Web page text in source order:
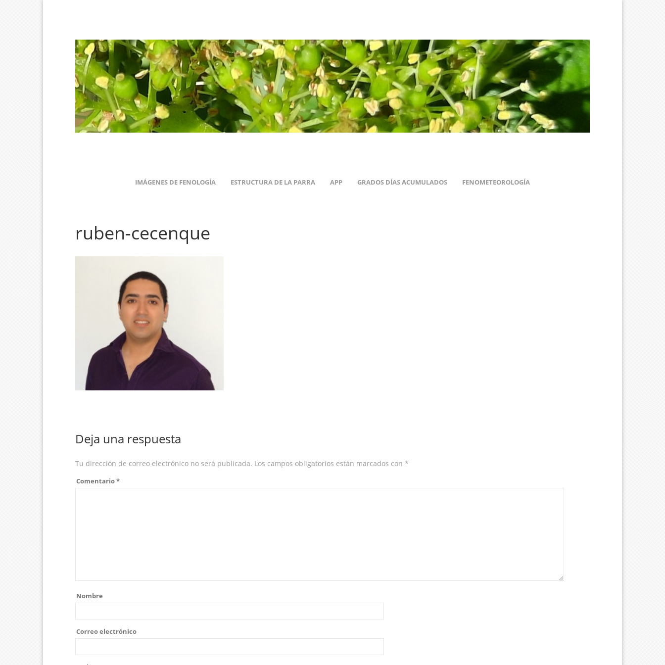
IMÁGENES DE FENOLOGÍA ESTRUCTURA DE LA PARRA APP GRADOS DÍAS ACUMULADOS FENOMETEOROLOGÍA
ruben-cecenque
Deja una respuesta
Tu dirección de correo electrónico no será publicada. Los campos obligatorios están marcados con *
Comentario*
Nombre
Correo electrónico